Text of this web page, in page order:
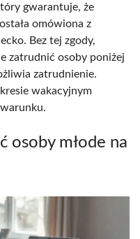
gwarantuje, że
omówiona z
Bez tej zgody,
zatrudnić osoby poniżej
zatrudnienie.
wakacyjnym
osoby młode na